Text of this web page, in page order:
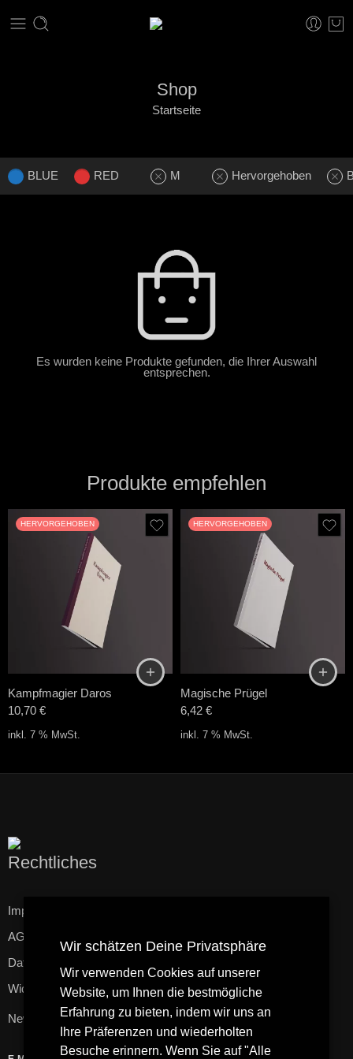
Shop
Startseite
BLUE RED M Hervorgehoben
Es wurden keine Produkte gefunden, die Ihrer Auswahl
entsprechen.
Produkte empfehlen
HERVORGEHOBEN
Kampfmagier Daros
10,70 €
inkl. 7 % MwSt.
HERVORGEHOBEN
Magische Prügel
6,42 €
inkl. 7 % MwSt.
Rechtliches
Impressum
AGB
Datenschutzerklärung
Widerrufsbelehrung
Newsletter
Wir schätzen Deine Privatsphäre
Wir verwenden Cookies auf unserer
Website, um Ihnen die bestmögliche
Erfahrung zu bieten, indem wir uns an
Ihre Präferenzen und wiederholten
Besuche erinnern. Wenn Sie auf "Alle